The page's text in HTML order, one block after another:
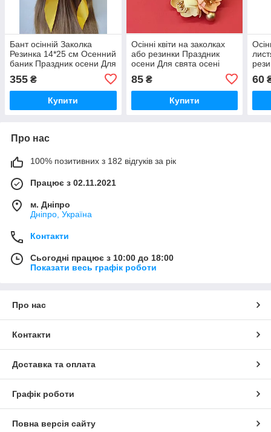
Бант осінній Заколка
Резинка 14*25 см Осенний
баник Праздник осени Для
резиночки заколка
355 ₴
Купити
Осінні квіти на заколках
або резинки Праздник
осени Для свята осені
заколочки бант бантики
85₴
Купити
60
Про нас
100% позитивних з 182 відгуків за рік
Працює з 02.11.2021
м. Дніпро
Дніпро, Україна
Контакти
Сьогодні працює з 10:00 до 18:00
Показати весь графік роботи
Про нас
Контакти
Доставка та оплата
Графік роботи
Повна версія сайту